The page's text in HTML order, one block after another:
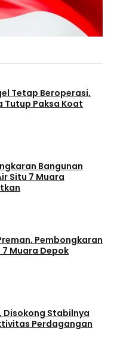
Tetap Beroperasi,
Tutup Paksa Koat
Bangunan
Situ 7 Muara
Pembongkaran
Muara Depok
Disokong Stabilnya
Perdagangan